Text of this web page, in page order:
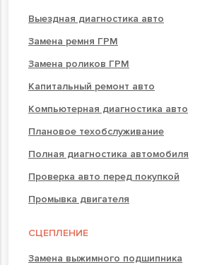
Выездная диагностика авто
Замена ремня ГРМ
Замена роликов ГРМ
Капитальный ремонт авто
Компьютерная диагностика авто
Плановое техобслуживание
Полная диагностика автомобиля
Проверка авто перед покупкой
Промывка двигателя
СЦЕПЛЕНИЕ
Замена выжимного подшипника